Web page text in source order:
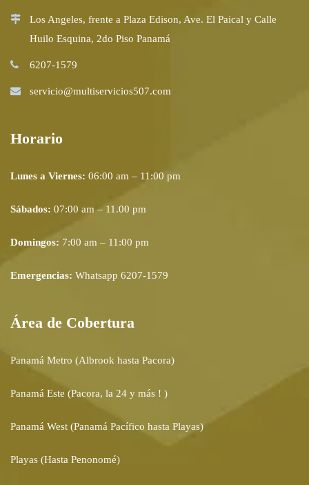
Los Angeles, frente a Plaza Edison, Ave. El Paical y Calle
Huilo Esquina, 2do Piso Panamá
6207-1579
servicio@multiservicios507.com
Horario
Lunes a Viernes: 06:00 am – 11:00 pm
Sábados: 07:00 am – 11.00 pm
Domingos: 7:00 am – 11:00 pm
Emergencias: Whatsapp 6207-1579
Área de Cobertura
Panamá Metro (Albrook hasta Pacora)
Panamá Este (Pacora, la 24 y más ! )
Panamá West (Panamá Pacífico hasta Playas)
Playas (Hasta Penonomé)